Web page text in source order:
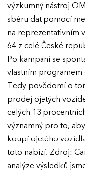
výzkumný nástroj
sběru dat pomocí
na reprezentativním
64 z celé České
Po kampani se
vlastním programem
Tedy povědomí o
prodej ojetých
celých 13
významný pro to,
koupí ojetého
toto nabízí. Zdroj:
analýze výsledků